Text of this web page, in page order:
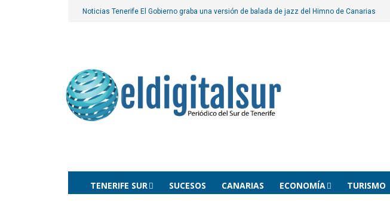
Noticias Tenerife El Gobierno graba una versión de balada de jazz del Himno de Canarias
TENERIFE SUR SUCESOS CANARIAS ECONOMÍA TURISMO